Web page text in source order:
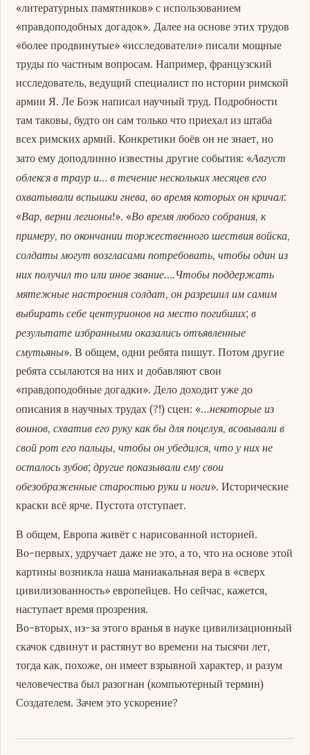
«литературных памятников» с использованием
«правдоподобных догадок». Далее на основе этих трудов
«более продвинутые» «исследователи» писали мощные
труды по частным вопросам. Например, французский
исследователь, ведущий специалист по истории римской
армии Я. Ле Боэк написал научный труд. Подробности
там таковы, будто он сам только что приехал из штаба
всех римских армий. Конкретики боёв он не знает, но
зато ему доподлинно известны другие события: «Август
облекся в траур и… в течение нескольких месяцев его
охватывали вспышки гнева, во время которых он кричал:
«Вар, верни легионы!». «Во время любого собрания, к
примеру, по окончании торжественного шествия войска,
солдаты могут возгласами потребовать, чтобы один из
них получил то или иное звание….Чтобы поддержать
мятежные настроения солдат, он разрешил им самим
выбирать себе центурионов на место погибших; в
результате избранными оказались отъявленные
смутьяны». В общем, одни ребята пишут. Потом другие
ребята ссылаются на них и добавляют свои
«правдоподобные догадки». Дело доходит уже до
описания в научных трудах (?!) сцен: «…некоторые из
воинов, схватив его руку как бы для поцелуя, всовывали в
свой рот его пальцы, чтобы он убедился, что у них не
осталось зубов; другие показывали ему свои
обезображенные старостью руки и ноги». Исторические
краски всё ярче. Пустота отступает.
В общем, Европа живёт с нарисованной историей.
Во-первых, удручает даже не это, а то, что на основе этой
картины возникла наша маниакальная вера в «сверх
цивилизованность» европейцев. Но сейчас, кажется,
наступает время прозрения.
Во-вторых, из-за этого вранья в науке цивилизационный
скачок сдвинут и растянут во времени на тысячи лет,
тогда как, похоже, он имеет взрывной характер, и разум
человечества был разогнан (компьютерный термин)
Создателем. Зачем это ускорение?